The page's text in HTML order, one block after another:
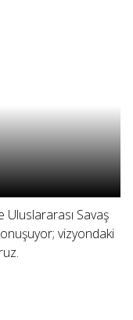
Uluslararası Savaş
vizyondaki